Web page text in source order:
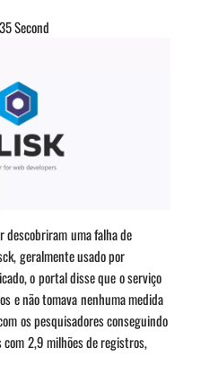
Second
descobriram uma falha de
geralmente usado por
o portal disse que o serviço
e não tomava nenhuma medida
os pesquisadores conseguindo
2,9 milhões de registros,